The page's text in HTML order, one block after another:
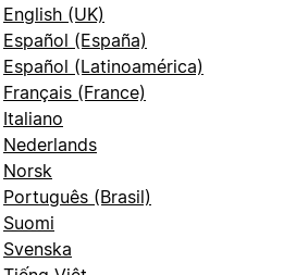
English (UK)
Español (España)
Español (Latinoamérica)
Français (France)
Italiano
Nederlands
Norsk
Português (Brasil)
Suomi
Svenska